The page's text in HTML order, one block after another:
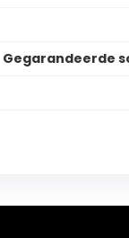
Gegarandeerde